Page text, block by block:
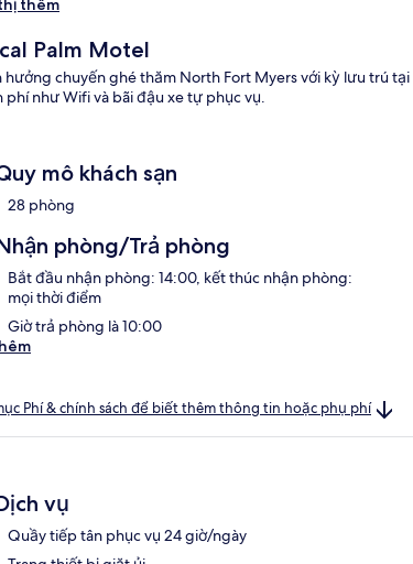
thêm
Palm Motel
hưởng chuyến ghé thăm North Fort Myers với kỳ lưu trú
phí như Wifi và bãi đậu xe tự phục vụ.
mô khách sạn
28 phòng
phòng/Trả phòng
Bắt đầu nhận phòng: 14:00, kết thúc nhận phòng:
mọi thời điểm
Giờ trả phòng là 10:00
Phí & chính sách để biết thêm thông tin hoặc phụ phí
vụ
Quầy tiếp tân phục vụ 24 giờ/ngày